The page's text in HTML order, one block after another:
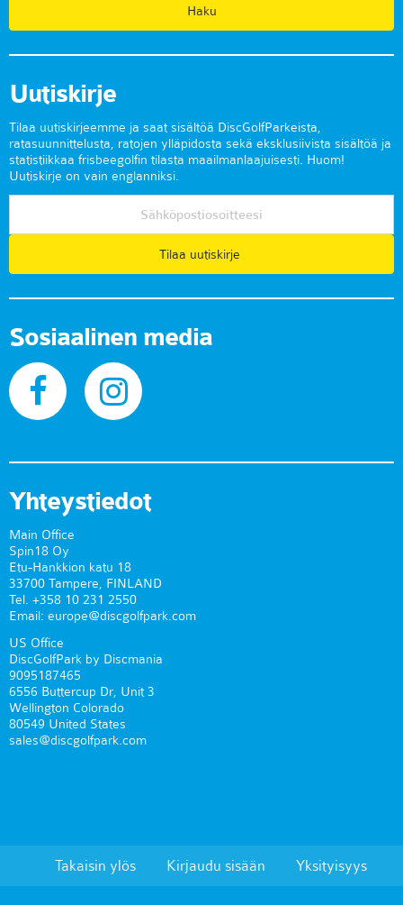
Uutiskirje
Tilaa uutiskirjeemme ja saat sisältöä DiscGolfParkeista,
ratasuunnittelusta, ratojen ylläpidosta sekä eksklusiivista sisältöä ja
statistiikkaa frisbeegolfin tilasta maailmanlaajuisesti. Huom!
Uutiskirje on vain englanniksi.
Tilaa uutiskirje
Sosiaalinen media
Yhteystiedot
Main Office
Spin18 Oy
Etu-Hankkion katu 18
33700 Tampere, FINLAND
Tel. +358 10 231 2550
Email: europe@discgolfpark.com
US Office
DiscGolfPark by Discmania
9095187465
6556 Buttercup Dr, Unit 3
Wellington Colorado
80549 United States
sales@discgolfpark.com
Takaisin ylös Kirjaudu sisään Yksityisyys